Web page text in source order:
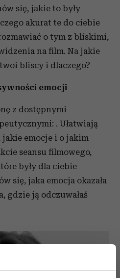
się, jakie to były
akurat te do ciebie
o tym z bliskimi,
na film. Na jakie
bliscy i dlaczego?
emocji
z dostępnymi
. Ułatwiają
emocje i o jakim
seansu filmowego,
były dla ciebie
się, jaka emocja okazała
gdzie ją odczuwałaś